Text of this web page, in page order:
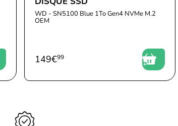
WD - SN5100 Blue 1To Gen4 NVMe M.2
OEM
149€99